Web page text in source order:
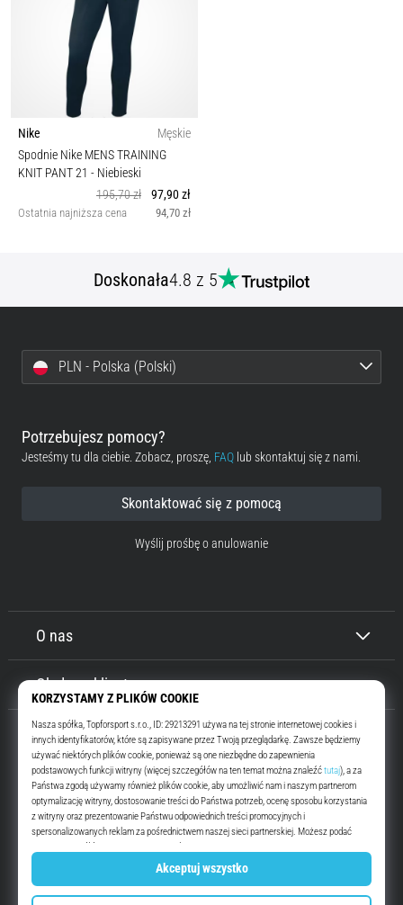
Nike
Męskie
Spodnie Nike MENS TRAINING
KNIT PANT 21 - Niebieski
195,70 zł
97,90 zł
Ostatnia najniższa cena 94,70 zł
Doskonała4.8 z 5
Top4Running.pl
Od ponad 16 lat motywujemy Cię do wyjścia i biegania. Szybciej. Z nami.
Codziennie.
InstagramYouTube
O nas
Obsługa klienta
PLN - Polska (Polski)
Potrzebujesz pomocy?
Jesteśmy tu dla ciebie. Zobacz, proszę, FAQ lub skontaktuj się z nami.
Skontaktować się z pomocą
Wyślij prośbę o anulowanie